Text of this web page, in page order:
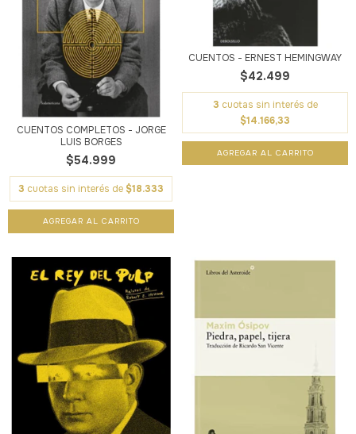
CUENTOS COMPLETOS - JORGE
LUIS BORGES
$54.999
3 cuotas sin interés de $18.333
CUENTOS - ERNEST HEMINGWAY
$42.499
3 cuotas sin interés de
$14.166,33